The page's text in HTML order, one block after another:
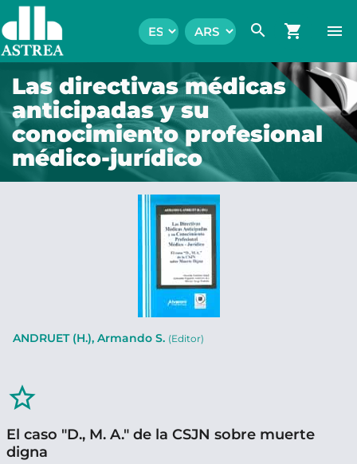
search shopping_cart menu
Las directivas médicas
anticipadas y su
conocimiento profesional
médico-jurídico
ANDRUET (H.), Armando S. (Editor)
star_border
El caso "D., M. A." de la CSJN sobre muerte
digna